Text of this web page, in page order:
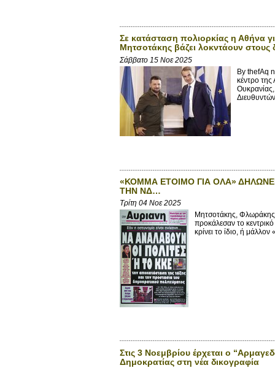
Σε κατάσταση πολιορκίας η Αθήνα
Μητσοτάκης βάζει λοκντάουν
Σάββατο 15 Νοε 2025
By thefAq
κέντρο
Ουκρανίας,
«ΚΟΜΜΑ ΕΤΟΙΜΟ ΓΙΑ ΟΛΑ»
ΤΗΝ ΝΔ…
Τρίτη 04 Νοε 2025
Μητσοτάκης,
προκάλεσαν το
κρίνει το ίδιο, ή
Στις 3 Νοεμβρίου έρχεται ο
Δημοκρατίας στη νέα δικογραφία